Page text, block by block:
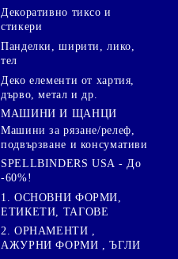
Декоративно тиксо и
стикери
Панделки, ширити, лико,
тел
Деко елементи от хартия,
дърво, метал и др.
МАШИНИ И ЩАНЦИ
Машини за рязане/релеф,
подвързване и консумативи
SPELLBINDERS USA - До
-60%!
1. ОСНОВНИ ФОРМИ,
ЕТИКЕТИ, ТАГОВЕ
2. ОРНАМЕНТИ ,
АЖУРНИ ФОРМИ , ЪГЛИ